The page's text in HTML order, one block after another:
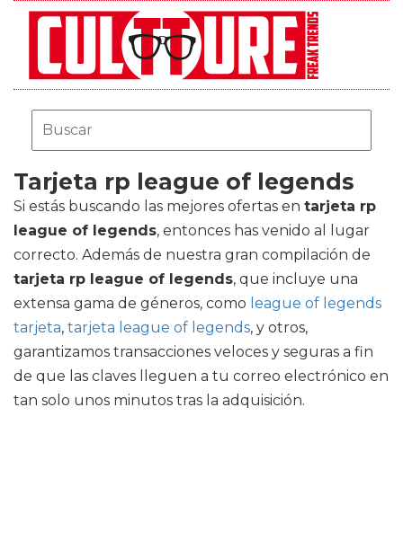
Tarjeta rp league of legends
Si estás buscando las mejores ofertas en tarjeta rp
league of legends, entonces has venido al lugar
correcto. Además de nuestra gran compilación de
tarjeta rp league of legends, que incluye una
extensa gama de géneros, como league of legends
tarjeta, tarjeta league of legends, y otros,
garantizamos transacciones veloces y seguras a fin
de que las claves lleguen a tu correo electrónico en
tan solo unos minutos tras la adquisición.